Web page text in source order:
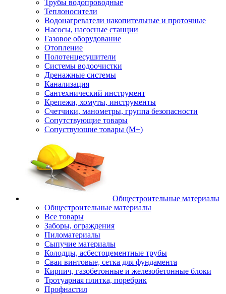
Трубы водопроводные
Теплоносители
Водонагреватели накопительные и проточные
Насосы, насосные станции
Газовое оборудование
Отопление
Полотенцесушители
Системы водоочистки
Дренажные системы
Канализация
Сантехнический инструмент
Крепежи, хомуты, инструменты
Счетчики, манометры, группа безопасности
Сопутствующие товары
Сопуствующие товары (М+)
Общестроительные материалы
Общестроительные материалы
Все товары
Заборы, ограждения
Пиломатериалы
Сыпучие материалы
Колодцы, асбестоцементные трубы
Сваи винтовые, сетка для фундамента
Кирпич, газобетонные и железобетонные блоки
Тротуарная плитка, поребрик
Профнастил